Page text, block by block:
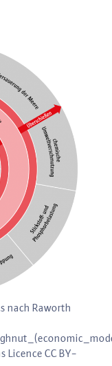
nach Raworth
Licence CC BY-